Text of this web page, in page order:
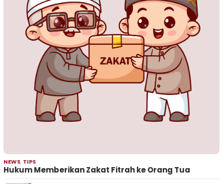
NEWS, TIPS
Hukum Memberikan Zakat Fitrah ke Orang Tua